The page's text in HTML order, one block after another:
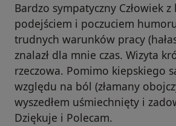
Bardzo sympatyczny Człowiek
podejściem i poczuciem
trudnych warunków pracy
znalazł dla mnie czas. Wizyta
rzeczowa. Pomimo kiepskiego
względu na ból (złamany
wyszedłem uśmiechnięty i
Dziękuje i Polecam.